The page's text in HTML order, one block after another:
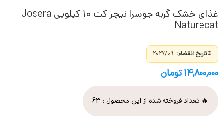
غذای خشک گربه جوسرا نیچر کت ۱۰ کیلویی Josera
Naturecat
⏳تاریخ انقضاء:
۱۴,۸۰۰,۰۰۰ تومان
🔥 تعداد فروخته شده از این محصول : 63